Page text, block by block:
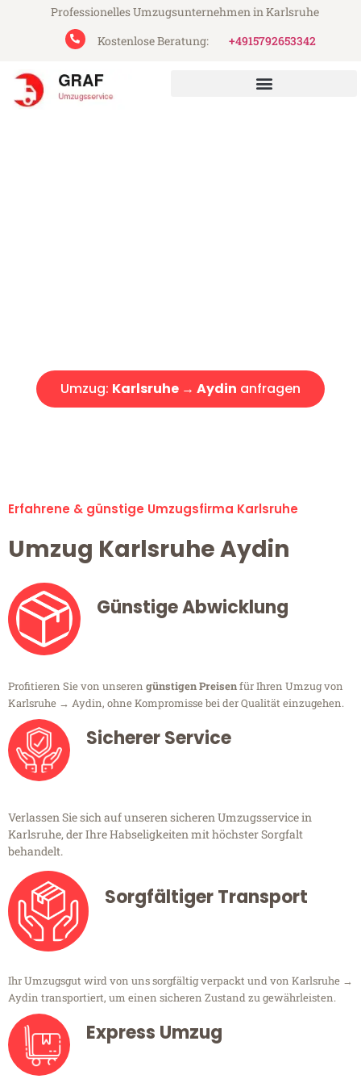
Professionelles Umzugsunternehmen in Karlsruhe
Kostenlose Beratung:
+4915792653342
Umzug: Karlsruhe → Aydin anfragen
Erfahrene & günstige Umzugsfirma Karlsruhe
Umzug Karlsruhe Aydin
Günstige Abwicklung
Profitieren Sie von unseren günstigen Preisenfür Ihren Umzug von
Karlsruhe → Aydin, ohne Kompromisse bei der Qualität einzugehen.
Sicherer Service
Verlassen Sie sich auf unseren sicheren Umzugsservice in
Karlsruhe, der Ihre Habseligkeiten mit höchster Sorgfalt
behandelt.
Sorgfältiger Transport
Ihr Umzugsgut wird von uns sorgfältig verpackt und von Karlsruhe →
Aydin transportiert, um einen sicheren Zustand zu gewährleisten.
Express Umzug